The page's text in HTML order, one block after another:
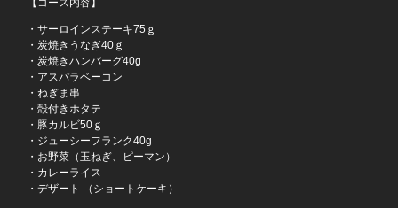
【コース内容】
・サーロインステーキ75ｇ
・炭焼きうなぎ40ｇ
・炭焼きハンバーグ40g
・アスパラベーコン
・ねぎま串
・殻付きホタテ
・豚カルビ50ｇ
・ジューシーフランク40g
・お野菜（玉ねぎ、ピーマン）
・カレーライス
・デザート （ショートケーキ）